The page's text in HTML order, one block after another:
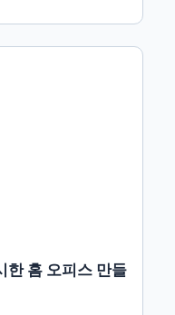
한 홈 오피스 만들